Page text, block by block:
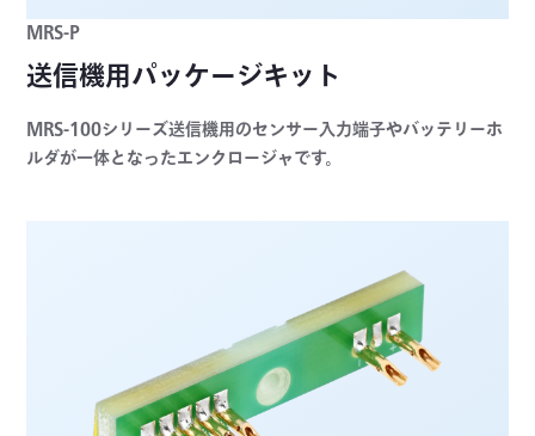
MRS-P
送信機用パッケージキット
MRS-100シリーズ送信機用のセンサー入力端子やバッテリーホ
ルダが一体となったエンクロージャです。